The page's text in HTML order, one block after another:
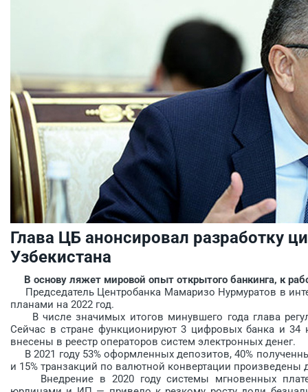
Глава ЦБ анонсировал разработку
Узбекистана
В основу ляжет мировой опыт открытого банкинга, к
Председатель Центробанка Мамаризо Нурмуратов в
планами на 2022 год.
В числе значимых итогов минувшего года глава
Сейчас в стране функционируют 3 цифровых банка и 34
внесены в реестр операторов систем электронных денег.
В 2021 году 53% оформленных депозитов, 40%
и 15% транзакций по валютной конвертации произведены
Внедрение в 2020 году системы мгновенных